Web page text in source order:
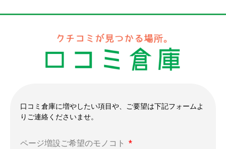
口コミ倉庫に増やしたい項目や、ご要望は下記フォームよ
りご連絡くださいませ。
ページ増設ご希望のモノコト